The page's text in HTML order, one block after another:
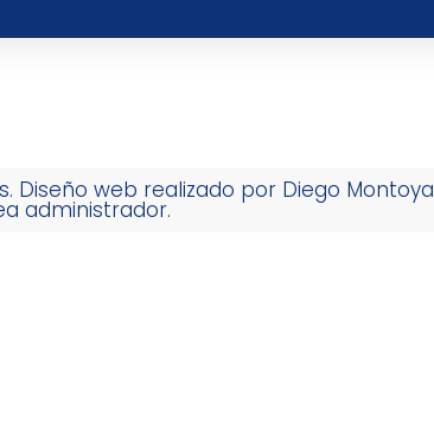
Diseño web realizado por Diego Montoya
administrador.